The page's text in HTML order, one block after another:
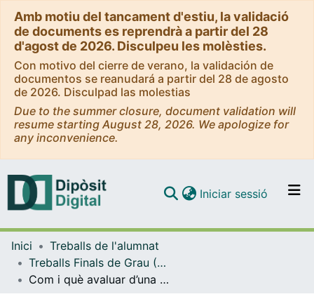
Amb motiu del tancament d'estiu, la validació
de documents es reprendrà a partir del 28
d'agost de 2026. Disculpeu les molèsties.
Con motivo del cierre de verano, la validación de
documentos se reanudará a partir del 28 de agosto
de 2026. Disculpad las molestias
Due to the summer closure, document validation will
resume starting August 28, 2026. We apologize for
any inconvenience.
Navega per tot el DD
Iniciar sessió (current)
Inici
Treballs de l'alumnat
Treballs Finals de Grau (TFG) - Gestió i Administració Pública
Com i què avaluar d’una política pública?